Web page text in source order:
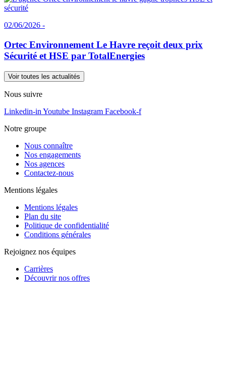
02/06/2026 -
Ortec Environnement Le Havre reçoit deux prix
Sécurité et HSE par TotalEnergies
Voir toutes les actualités
Nous suivre
Linkedin-in Youtube Instagram Facebook-f
Notre groupe
Nous connaître
Nos engagements
Nos agences
Contactez-nous
Mentions légales
Mentions légales
Plan du site
Politique de confidentialité
Conditions générales
Rejoignez nos équipes
Carrières
Découvrir nos offres